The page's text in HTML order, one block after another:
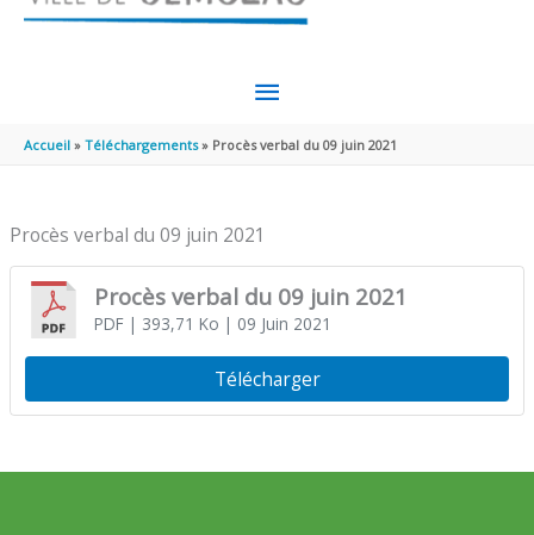
MENU
PRINCIPAL
Accueil Téléchargements Procès verbal du 09 juin 2021
Procès verbal du 09 juin 2021
Procès verbal du 09 juin 2021
PDF| 393,71 Ko | 09 Juin 2021
Télécharger